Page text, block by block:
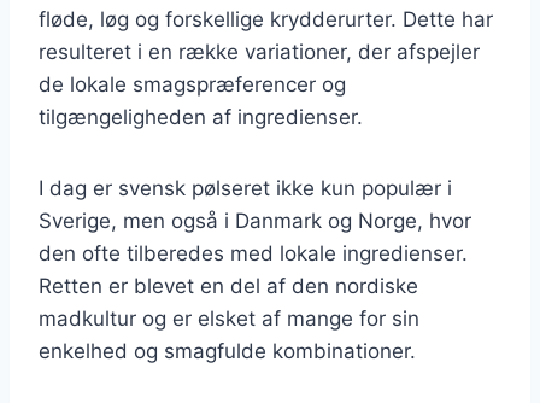
fløde, løg og forskellige krydderurter. Dette har
resulteret i en række variationer, der afspejler
de lokale smagspræferencer og
tilgængeligheden af ingredienser.
I dag er svensk pølseret ikke kun populær i
Sverige, men også i Danmark og Norge, hvor
den ofte tilberedes med lokale ingredienser.
Retten er blevet en del af den nordiske
madkultur og er elsket af mange for sin
enkelhed og smagfulde kombinationer.